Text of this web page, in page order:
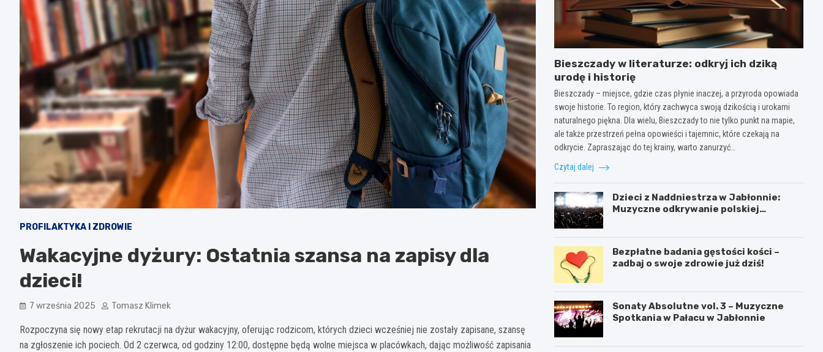
PROFILAKTYKA I ZDROWIE
Wakacyjne dyżury: Ostatnia szansa na zapisy dla
dzieci!
7 września 2025 Tomasz Klimek
Rozpoczyna się nowy etap rekrutacji na dyżur wakacyjny, oferując rodzicom, których dzieci wcześniej nie zostały zapisane, szansę
na zgłoszenie ich pociech. Od 2 czerwca, od godziny 12:00, dostępne będą wolne miejsca w placówkach, dając możliwość zapisania
Bieszczady w literaturze: odkryj ich dziką
urodę i historię
Bieszczady – miejsce, gdzie czas płynie inaczej, a przyroda opowiada
swoje historie. To region, który zachwyca swoją dzikością i urokami
naturalnego piękna. Dla wielu, Bieszczady to nie tylko punkt na mapie,
ale także przestrzeń pełna opowieści i tajemnic, które czekają na
odkrycie. Zapraszając do tej krainy, warto zanurzyć…
Czytaj dalej
Dzieci z Naddniestrza w Jabłonnie:
Muzyczne odkrywanie polskiej
Bezpłatne badania gęstości kości –
zadbaj o swoje zdrowie już dziś!
Sonaty Absolutne vol. 3 – Muzyczne
Spotkania w Pałacu w Jabłonnie